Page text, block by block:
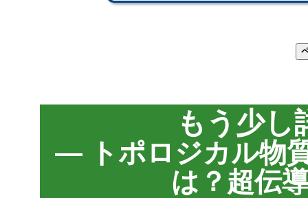
もう少し
— トポロジカル物
は？超伝